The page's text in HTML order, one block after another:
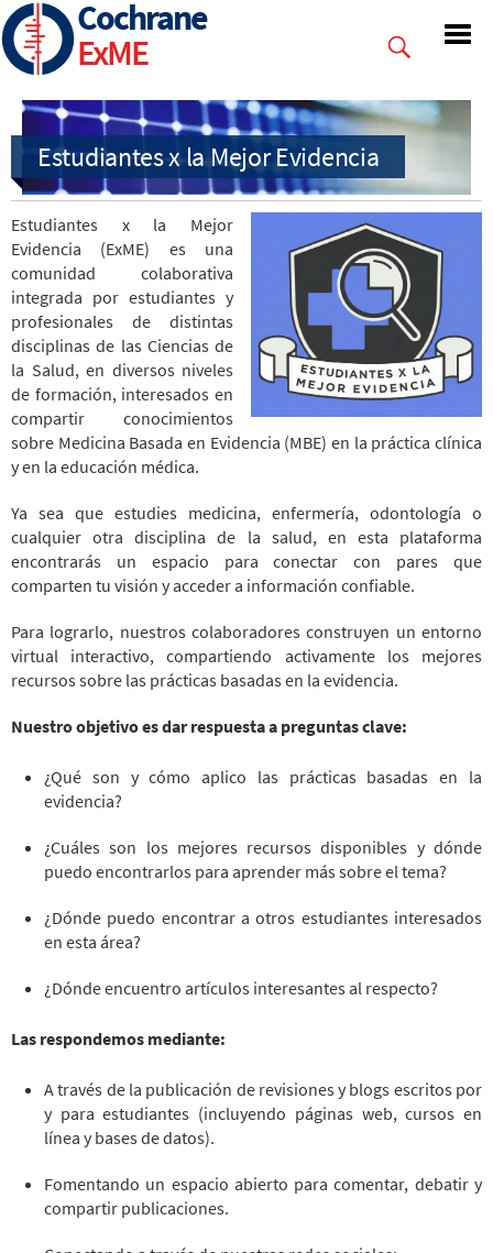
Pasar
al
contenido
Cochrane
ExME
Estudiantes x la Mejor
Evidencia (ExME) es una
comunidad colaborativa
integrada por estudiantes y
profesionales de distintas
disciplinas de las Ciencias de
la Salud, en diversos niveles
de formación, interesados en
compartir conocimientos
sobre Medicina Basada en Evidencia (MBE) en la práctica clínica
y en la educación médica.
Ya sea que estudies medicina, enfermería, odontología o
cualquier otra disciplina de la salud, en esta plataforma
encontrarás un espacio para conectar con pares que
comparten tu visión y acceder a información confiable.
Para lograrlo, nuestros colaboradores construyen un entorno
virtual interactivo, compartiendo activamente los mejores
recursos sobre las prácticas basadas en la evidencia.
Nuestro objetivo es dar respuesta a preguntas clave:
¿Qué son y cómo aplico las prácticas basadas en la
evidencia?
¿Cuáles son los mejores recursos disponibles y dónde
puedo encontrarlos para aprender más sobre el tema?
¿Dónde puedo encontrar a otros estudiantes interesados
en esta área?
¿Dónde encuentro artículos interesantes al respecto?
Las respondemos mediante:
A través de la publicación de revisiones y blogs escritos por
y para estudiantes (incluyendo páginas web, cursos en
línea y bases de datos).
Fomentando un espacio abierto para comentar, debatir y
compartir publicaciones.